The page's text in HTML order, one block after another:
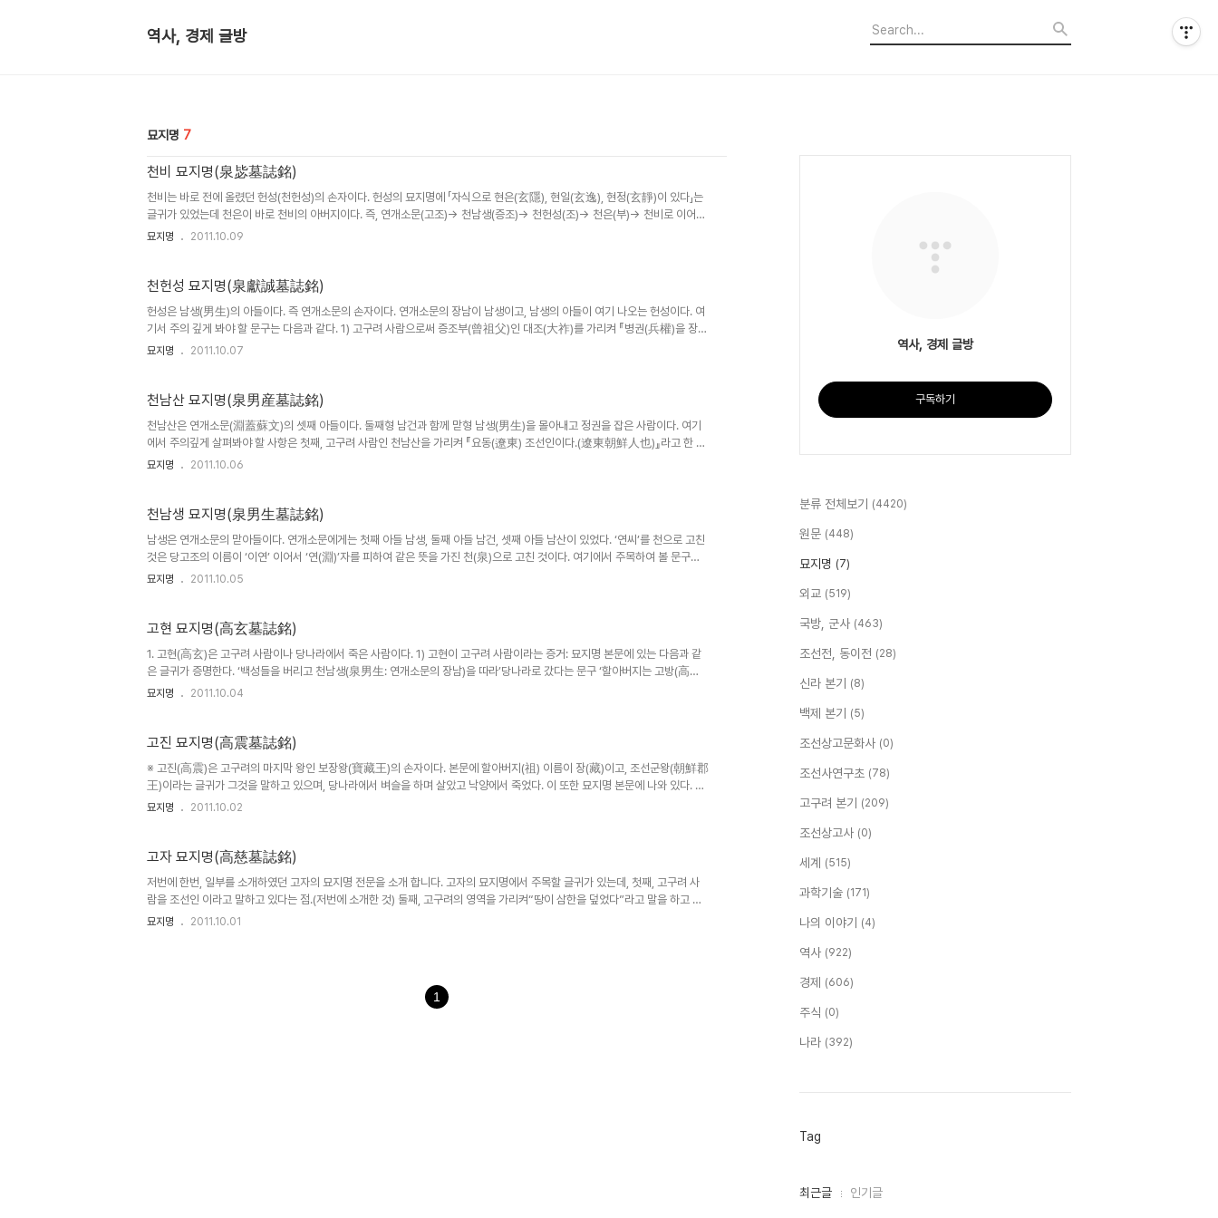
역사, 경제 글방
묘지명 7
천비 묘지명(泉毖墓誌銘)
천비는 바로 전에 올렸던 헌성(천헌성)의 손자이다. 헌성의 묘지명에 「자식으로 현은(玄隱), 현일(玄逸), 현정(玄靜)이 있다」는
글귀가 있었는데 천은이 바로 천비의 아버지이다. 즉, 연개소문(고조)→ 천남생(증조)→ 천헌성(조)→ 천은(부)→ 천비로 이어지
고 있다. 그 증거는 본문 묘지명에 나오는 ..
묘지명 2011.10.09
천헌성 묘지명(泉獻誠墓誌銘)
헌성은 남생(男生)의 아들이다. 즉 연개소문의 손자이다. 연개소문의 장남이 남생이고, 남생의 아들이 여기 나오는 헌성이다. 여
기서 주의 깊게 봐야 할 문구는 다음과 같다. 1) 고구려 사람으로써 증조부(曾祖父)인 대조(大祚)를 가리켜 『병권(兵權)을 장악
하여 기세(氣勢)가 삼한(三韓)을 제압하고 명..
묘지명 2011.10.07
천남산 묘지명(泉男産墓誌銘)
천남산은 연개소문(淵蓋蘇文)의 셋째 아들이다. 둘째형 남건과 함께 맏형 남생(男生)을 몰아내고 정권을 잡은 사람이다. 여기
에서 주의깊게 살펴봐야 할 사항은 첫째, 고구려 사람인 천남산을 가리켜 『요동(遼東) 조선인이다.(遼東朝鮮人也)』라고 한 점
이다. 여기서도 고구려 사람을 조선인(고조선..
묘지명 2011.10.06
천남생 묘지명(泉男生墓誌銘)
남생은 연개소문의 맏아들이다. 연개소문에게는 첫째 아들 남생, 둘째 아들 남건, 셋째 아들 남산이 있었다. ‘연씨’를 천으로 고친
것은 당고조의 이름이 ‘이연’ 이어서 ‘연(淵)’자를 피하여 같은 뜻을 가진 천(泉)으로 고친 것이다. 여기에서 주목하여 볼 문구는
1) 『5부(五部)와 삼한(三韓)이 ..
묘지명 2011.10.05
고현 묘지명(高玄墓誌銘)
1. 고현(高玄)은 고구려 사람이나 당나라에서 죽은 사람이다. 1) 고현이 고구려 사람이라는 증거: 묘지명 본문에 있는 다음과 같
은 글귀가 증명한다. ‘백성들을 버리고 천남생(泉男生: 연개소문의 장남)을 따라’당나라로 갔다는 문구 ‘할아버지는 고방(高方)
으로 평양성(平壤城) 자사(刺..
묘지명 2011.10.04
고진 묘지명(高震墓誌銘)
※ 고진(高震)은 고구려의 마지막 왕인 보장왕(寶藏王)의 손자이다. 본문에 할아버지(祖) 이름이 장(藏)이고, 조선군왕(朝鮮郡
王)이라는 글귀가 그것을 말하고 있으며, 당나라에서 벼슬을 하며 살았고 낙양에서 죽었다. 이 또한 묘지명 본문에 나와 있다. 고
진의 묘지명에서 주목하여 봐야 할 글귀는 다..
묘지명 2011.10.02
고자 묘지명(高慈墓誌銘)
저번에 한번, 일부를 소개하였던 고자의 묘지명 전문을 소개 합니다. 고자의 묘지명에서 주목할 글귀가 있는데, 첫째, 고구려 사
람을 조선인 이라고 말하고 있다는 점.(저번에 소개한 것) 둘째, 고구려의 영역을 가리켜“땅이 삼한을 덮었다”라고 말을 하고 있
는 점입니다. 첫째 이야기는..
묘지명 2011.10.01
1
역사, 경제 글방
구독하기
분류 전체보기 (4420)
원문 (448)
묘지명 (7)
외교 (519)
국방, 군사 (463)
조선전, 동이전 (28)
신라 본기 (8)
백제 본기 (5)
조선상고문화사 (0)
조선사연구초 (78)
고구려 본기 (209)
조선상고사 (0)
세계 (515)
과학기술 (171)
나의 이야기 (4)
역사 (922)
경제 (606)
주식 (0)
나라 (392)
Tag
최
최근글 인기글